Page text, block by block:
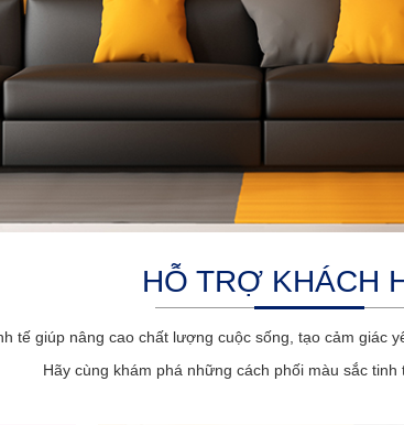
HỖ TRỢ KHÁCH
tế giúp nâng cao chất lượng cuộc sống, tạo cảm giác
Hãy cùng khám phá những cách phối màu sắc tinh